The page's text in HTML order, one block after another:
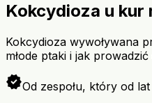
Kokcydioza u
Kokcydioza wywoływana
młode ptaki i jak
verifiedOd zespołu, który od